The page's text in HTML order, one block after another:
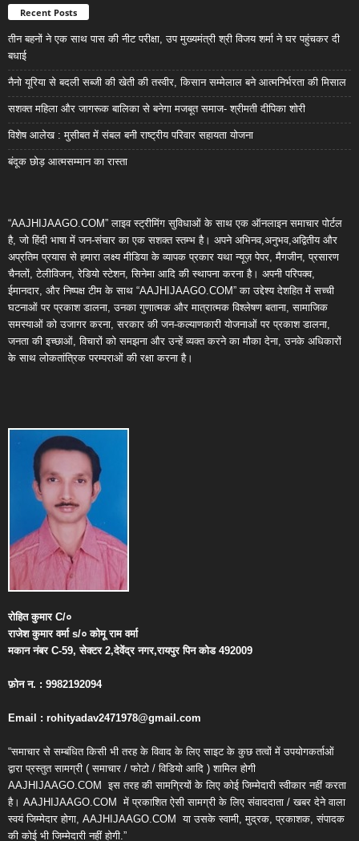
Recent Posts
तीन बहनों ने एक साथ पास की नीट परीक्षा, उप मुख्यमंत्री श्री विजय शर्मा ने घर पहुंचकर दी
बधाई
नैनो यूरिया से बदली सब्जी की खेती की तस्वीर, किसान सम्मेलाल बने आत्मनिर्भरता की मिसाल
सशक्त महिला और जागरूक बालिका से बनेगा मजबूत समाज- श्रीमती दीपिका शोरी
विशेष आलेख : मुसीबत में संबल बनी राष्ट्रीय परिवार सहायता योजना
बंदूक छोड़ आत्मसम्मान का रास्ता
“AAJHIJAAGO.COM” लाइव स्ट्रीमिंग सुविधाओं के साथ एक ऑनलाइन समाचार पोर्टल
है, जो हिंदी भाषा में जन-संचार का एक सशक्त स्तम्भ है। अपने अभिनव,अनुभव,अद्वितीय और
अप्रतिम प्रयास से हमारा लक्ष्य मीडिया के व्यापक प्रकार यथा न्यूज़ पेपर, मैगजीन, प्रसारण
चैनलों, टेलीविजन, रेडियो स्टेशन, सिनेमा आदि की स्थापना करना है। अपनी परिपक्व,
ईमानदार, और निष्पक्ष टीम के साथ “AAJHIJAAGO.COM” का उद्देश्य देशहित में सच्ची
घटनाओं पर प्रकाश डालना, उनका गुणात्मक और मात्रात्मक विश्लेषण बताना, सामाजिक
समस्याओं को उजागर करना, सरकार की जन-कल्याणकारी योजनाओं पर प्रकाश डालना,
जनता की इच्छाओं, विचारों को समझना और उन्हें व्यक्त करने का मौका देना, उनके अधिकारों
के साथ लोकतांत्रिक परम्पराओं की रक्षा करना है।
रोहित कुमारC/०
राजेश कुमार वर्माs/० कोमू राम वर्मा
मकान नंबरC-59,सेक्टर2,देवेंद्र नगर,रायपुर पिन कोड492009
फ़ोन न. : 9982192094
Email : rohityadav2471978@gmail.com
“समाचार से सम्बंधित किसी भी तरह के विवाद के लिए साइट के कुछ तत्वों में उपयोगकर्ताओं
द्वारा प्रस्तुत सामग्री ( समाचार / फोटो / विडियो आदि ) शामिल होगी
AAJHIJAAGO.COM इस तरह की सामग्रियों के लिए कोई जिम्मेदारी स्वीकार नहीं करता
है। AAJHIJAAGO.COM में प्रकाशित ऐसी सामग्री के लिए संवाददाता / खबर देने वाला
स्वयं जिम्मेदार होगा, AAJHIJAAGO.COM या उसके स्वामी, मुद्रक, प्रकाशक, संपादक
की कोई भी जिम्मेदारी नहीं होगी.”